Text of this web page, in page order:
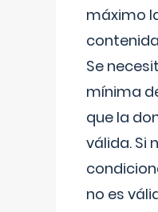
máximo
Se
mínima
que la
válida. Si
no es